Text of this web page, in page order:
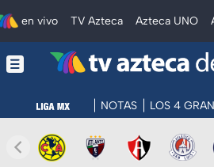
en vivo TV Azteca Azteca UNO
NOTAS LOS 4